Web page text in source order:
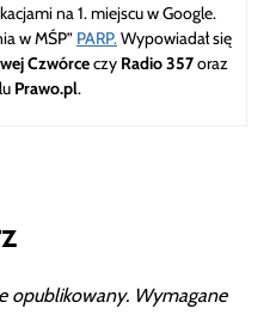
na 1. miejscu w Google.
w MŚP” PARP.Wypowiadał się
Czwórceczy Radio 357oraz
Prawo.pl.
opublikowany. Wymagane